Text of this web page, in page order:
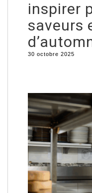
inspirer
saveurs
30 octobre 2025